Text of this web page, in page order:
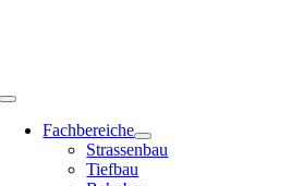
Toggle
NavigationFachbereiche
Strassenbau
Tiefbau